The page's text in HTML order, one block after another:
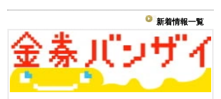
新着情報一覧